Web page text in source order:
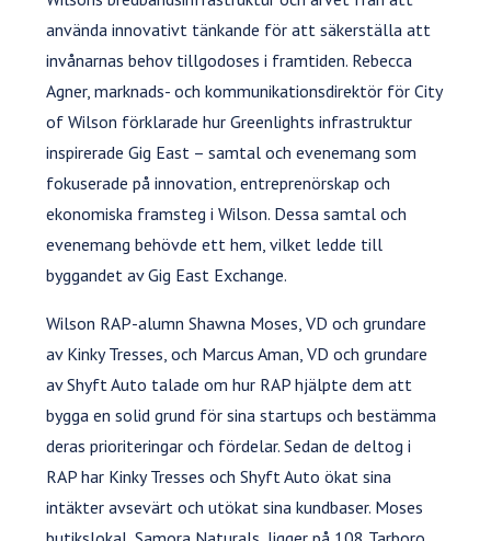
använda innovativt tänkande för att säkerställa att
invånarnas behov tillgodoses i framtiden. Rebecca
Agner, marknads- och kommunikationsdirektör för City
of Wilson förklarade hur Greenlights infrastruktur
inspirerade Gig East – samtal och evenemang som
fokuserade på innovation, entreprenörskap och
ekonomiska framsteg i Wilson. Dessa samtal och
evenemang behövde ett hem, vilket ledde till
byggandet av Gig East Exchange.
Wilson RAP-alumn Shawna Moses, VD och grundare
av Kinky Tresses, och Marcus Aman, VD och grundare
av Shyft Auto talade om hur RAP hjälpte dem att
bygga en solid grund för sina startups och bestämma
deras prioriteringar och fördelar. Sedan de deltog i
RAP har Kinky Tresses och Shyft Auto ökat sina
intäkter avsevärt och utökat sina kundbaser. Moses